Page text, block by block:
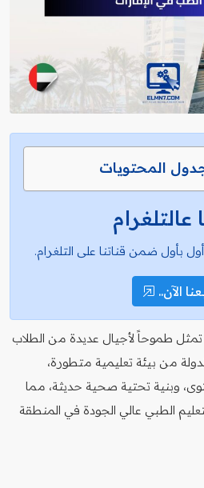
المحتويات
عالتلغرام
بأول ضمن قناتنا على التلغرام.
الآن..
تمثل طموحاً لأجيال عديدة من الطلاب
من بيئة تعليمية متطورة،
وبنية تحتية صحية حديثة، مما
الطبي عالي الجودة في المنطقة